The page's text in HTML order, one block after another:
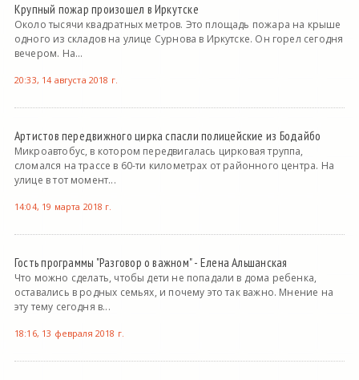
Крупный пожар произошел в Иркутске
Около тысячи квадратных метров. Это площадь пожара на крыше
одного из складов на улице Сурнова в Иркутске. Он горел сегодня
вечером. На...
20:33, 14 августа 2018 г.
Артистов передвижного цирка спасли полицейские из Бодайбо
Микроавтобус, в котором передвигалась цирковая труппа,
сломался на трассе в 60-ти километрах от районного центра. На
улице в тот момент...
14:04, 19 марта 2018 г.
Гость программы "Разговор о важном" - Елена Альшанская
Что можно сделать, чтобы дети не попадали в дома ребенка,
оставались в родных семьях, и почему это так важно. Мнение на
эту тему сегодня в...
18:16, 13 февраля 2018 г.